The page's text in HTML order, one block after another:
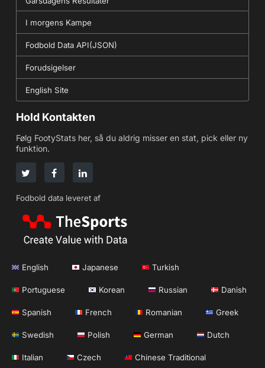
I morgens Kampe
Fodbold Data API(JSON)
Forudsigelser
English Site
Hold Kontakten
Følg FootyStats her, så du aldrig misser en stat, pick eller ny
funktion.
Fodbold data leveret af
English Japanese Turkish
Portuguese Korean Russian Danish
Spanish French Romanian Greek
Swedish Polish German Dutch
Italian Czech Chinese Traditional